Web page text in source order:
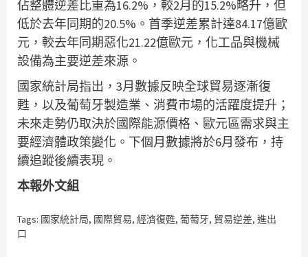
佔整體逆差比重為16.2%，較2月的15.2%略升，但
低於去年同期的20.5%。首季逆差累計達84.17億歐
元，較去年同期惡化21.22億歐元，化工品與機械
設備為主要逆差來源。
國家統計局指出，3月數據反映全球貿易逐漸復
甦，以及葡萄牙製造業、消費市場的活躍度提升；
未來走勢仍取決於國際能源價格、歐元區需求與主
要經濟體政策變化。下個月數據將於6月發布，持
續追蹤後續表現。
本報外文組
Tags: 國家統計局, 國際貿易, 經濟復甦, 葡萄牙, 貿易逆差, 進出
口